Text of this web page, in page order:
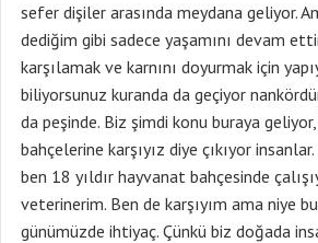
sefer dişiler arasında meydana geliyor.
dediğim gibi sadece yaşamını devam
karşılamak ve karnını doyurmak için
biliyorsunuz kuranda da geçiyor
da peşinde. Biz şimdi konu buraya
bahçelerine karşıyız diye çıkıyor
ben 18 yıldır hayvanat bahçesinde
veterinerim. Ben de karşıyım ama niye
günümüzde ihtiyaç. Çünkü biz doğada